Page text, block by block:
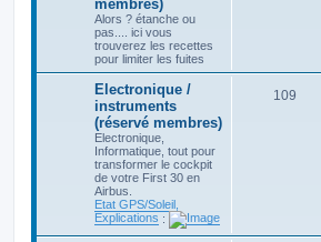
membres)
Alors ? étanche ou
pas.... ici vous
trouverez les recettes
pour limiter les fuites
Electronique /
instruments
(réservé membres)
Electronique,
Informatique, tout pour
transformer le cockpit
de votre First 30 en
Airbus.
Etat GPS/Soleil,
Explications :
109